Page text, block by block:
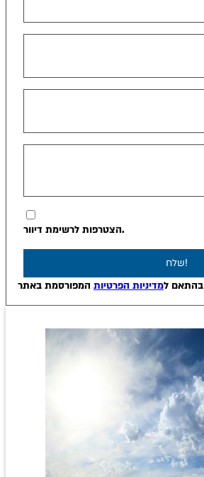
הצטרפות לרשימת דיוור.
שלח!
בהתאם למדיניות הפרטיות המפורסמת באתר